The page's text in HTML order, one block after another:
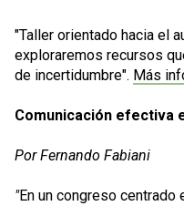
"Taller orientado hacia el
exploraremos recursos
de incertidumbre". Más
Comunicación efectiva
Por Fernando Fabiani
"En un congreso